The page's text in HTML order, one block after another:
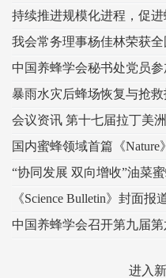
我会常务理事杨佳林荣获
中国养蜂学会秘书处党员
暴雨水灾后蜂场恢复与抢
会议资讯 第十七届拉丁美
进入